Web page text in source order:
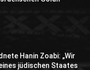
Hanin Zoabi: „Wir
jüdischen Staates